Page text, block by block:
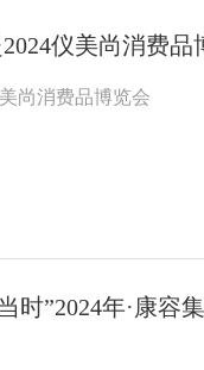
仪美尚消费品
尚消费品博览会
时”2024年·康容